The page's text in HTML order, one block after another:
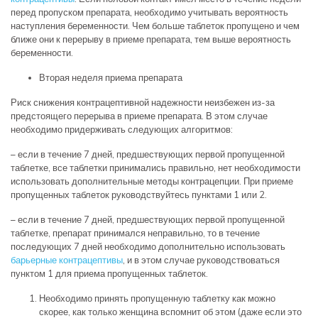
перед пропуском препарата, необходимо учитывать вероятность
наступления беременности. Чем больше таблеток пропущено и чем
ближе они к перерыву в приеме препарата, тем выше вероятность
беременности.
Вторая неделя приема препарата
Риск снижения контрацептивной надежности неизбежен из-за
предстоящего перерыва в приеме препарата. В этом случае
необходимо придерживать следующих алгоритмов:
– если в течение 7 дней, предшествующих первой пропущенной
таблетке, все таблетки принимались правильно, нет необходимости
использовать дополнительные методы контрацепции. При приеме
пропущенных таблеток руководствуйтесь пунктами 1 или 2.
– если в течение 7 дней, предшествующих первой пропущенной
таблетке, препарат принимался неправильно, то в течение
последующих 7 дней необходимо дополнительно использовать
барьерные контрацептивы , и в этом случае руководствоваться
пунктом 1 для приема пропущенных таблеток.
Необходимо принять пропущенную таблетку как можно
скорее, как только женщина вспомнит об этом (даже если это